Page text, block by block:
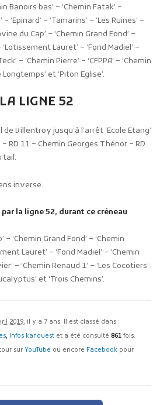
Banoirs bas’ – ‘Chemin Fatak’ –
‘Epinard’ – ‘Tamarins’ – ‘Les Ruines’ –
du Cap’ – ‘Chemin Grand Fond’ –
Lauret’ – ‘Fond Madiel’ –
– ‘Chemin Pierre’ – ‘CFPPA’ – ‘Chemin
et ‘Piton Eglise’.
LIGNE 52
Villentroy jusqu’à l’arrêt ‘Ecole Etang’
RD 11 – Chemin Georges Thénor – RD
inverse.
la ligne 52, durant ce créneau
– ‘Chemin Grand Fond’ – ‘Chemin
Lauret’ – ‘Fond Madiel’ – ‘Chemin
– ‘Chemin Renaud 1’ – ‘Les Cocotiers’
et ‘Trois Chemins’.
2019, il y a 7 ans. Il est classé dans :
, Infos kar'ouest et a été consulté 861 fois.
sur YouTube ou encore Facebook pour